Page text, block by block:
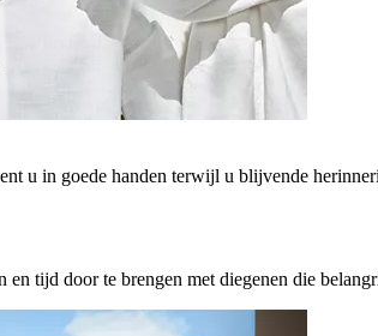
u in goede handen terwijl u blijvende
tijd door te brengen met diegenen die